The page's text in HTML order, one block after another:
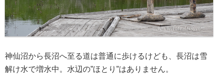
神仙沼から長沼へ至る道は普通に歩けるけども、長沼は雪
解け水で増水中。水辺の”ほとり”はありません。